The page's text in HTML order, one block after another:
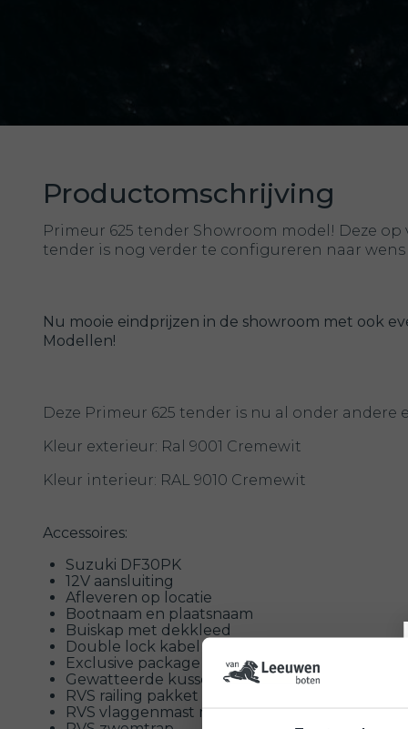
Productomschrijving
Primeur 625 tender Showroom model! Deze op
tender is nog verder te configureren naar
Nu mooie eindprijzen in de showroom met ook
Modellen!
Deze Primeur 625 tender is nu al onder
Kleur exterieur: Ral 9001 Cremewit
Kleur interieur: RAL 9010 Cremewit
Accessoires:
Suzuki DF30PK
12V aansluiting
Afleveren op locatie
Bootnaam en plaatsnaam
Buiskap met dekkleed
Double lock kabel 5.00Mtr
Exclusive package zonnedek + tafel
Gewatteerde kussenset blokprofiel
RVS railing pakket (voor en achter) boven 6Mtr
RVS vlaggenmast medium (65CM)